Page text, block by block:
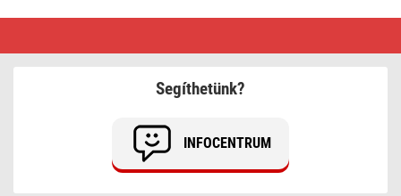
Segíthetünk?
INFOCENTRUM